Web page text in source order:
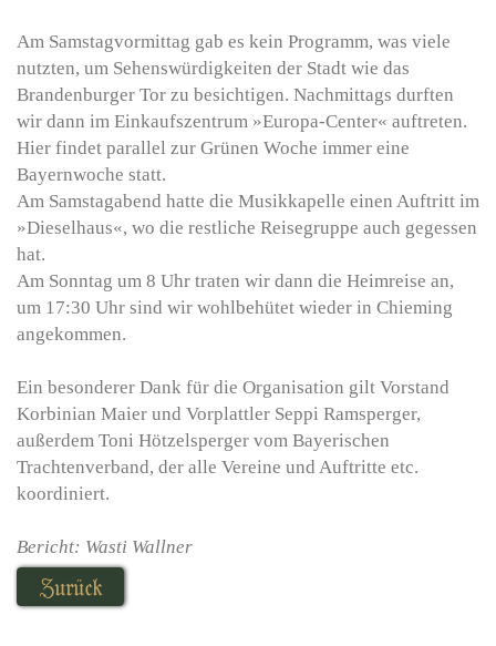
Am Samstagvormittag gab es kein Programm, was viele
nutzten, um Sehenswürdigkeiten der Stadt wie das
Brandenburger Tor zu besichtigen. Nachmittags durften
wir dann im Einkaufszentrum »Europa-Center« auftreten.
Hier findet parallel zur Grünen Woche immer eine
Bayernwoche statt.
Am Samstagabend hatte die Musikkapelle einen Auftritt im
»Dieselhaus«, wo die restliche Reisegruppe auch gegessen
hat.
Am Sonntag um 8 Uhr traten wir dann die Heimreise an,
um 17:30 Uhr sind wir wohlbehütet wieder in Chieming
angekommen.
Ein besonderer Dank für die Organisation gilt Vorstand
Korbinian Maier und Vorplattler Seppi Ramsperger,
außerdem Toni Hötzelsperger vom Bayerischen
Trachtenverband, der alle Vereine und Auftritte etc.
koordiniert.
Bericht: Wasti Wallner
Zurück